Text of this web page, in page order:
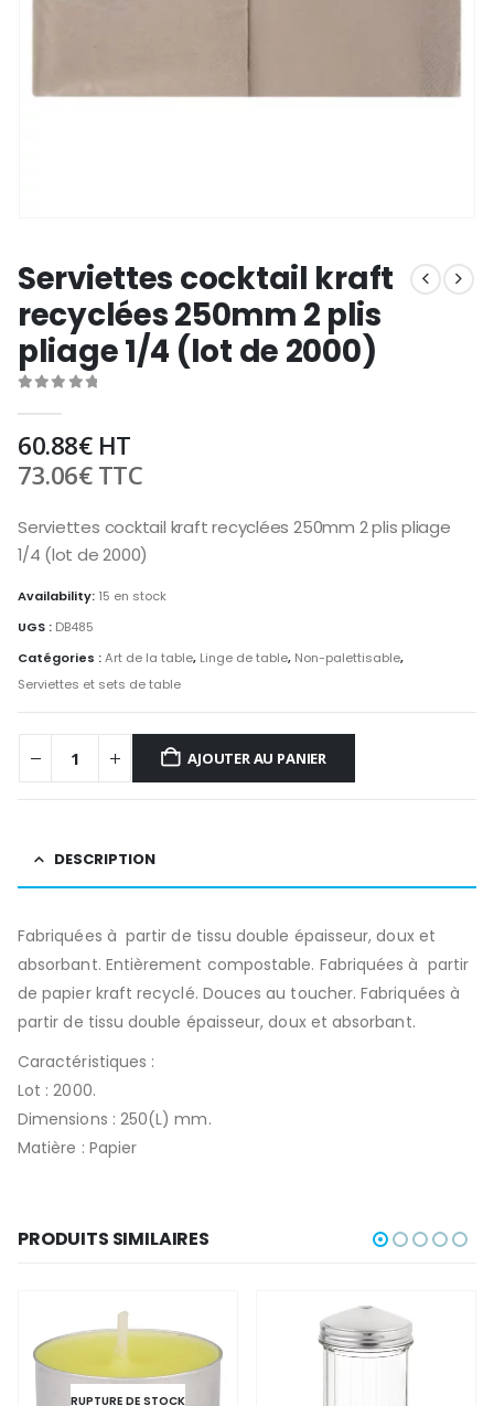
Serviettes cocktail kraft
recyclées 250mm 2 plis
pliage 1/4 (lot de 2000)
60.88€HT
73.06€TTC
Serviettes cocktail kraft recyclées 250mm 2 plis pliage
1/4 (lot de 2000)
Availability: 15 en stock
UGS : DB485
Catégories :Art de la table, Linge de table, Non-palettisable,
Serviettes et sets de table
AJOUTER AU PANIER
DESCRIPTION
Fabriquées à partir de tissu double épaisseur, doux et
absorbant. Entièrement compostable. Fabriquées à partir
de papier kraft recyclé. Douces au toucher. Fabriquées à
partir de tissu double épaisseur, doux et absorbant.
Caractéristiques :
Lot : 2000.
Dimensions : 250(L) mm.
Matière : Papier
PRODUITS SIMILAIRES